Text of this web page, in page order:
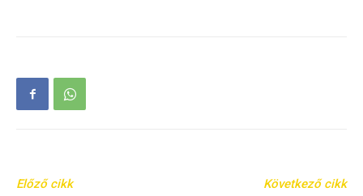
Előző cikk
Következő cikk